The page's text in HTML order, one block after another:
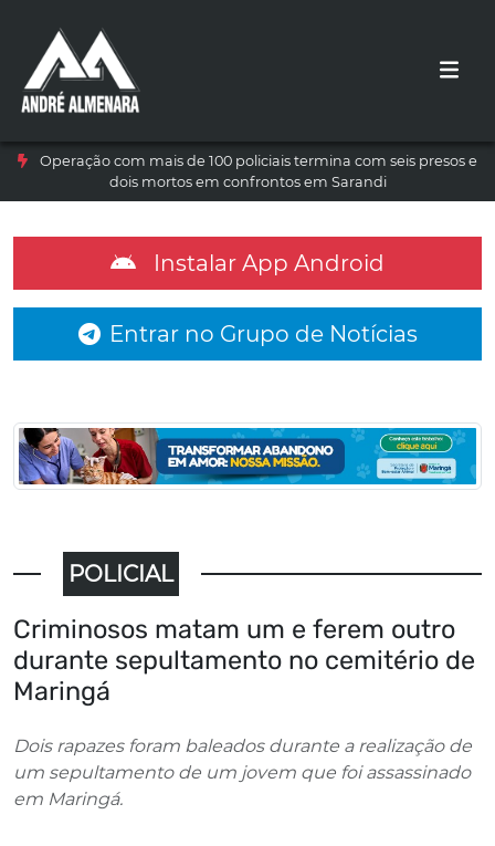
Operação com mais de 100 policiais termina com seis presos e
dois mortos em confrontos em Sarandi
Instalar App Android
Entrar no Grupo de Notícias
POLICIAL
Criminosos matam um e ferem outro
durante sepultamento no cemitério de
Maringá
Dois rapazes foram baleados durante a realização de
um sepultamento de um jovem que foi assassinado
em Maringá.